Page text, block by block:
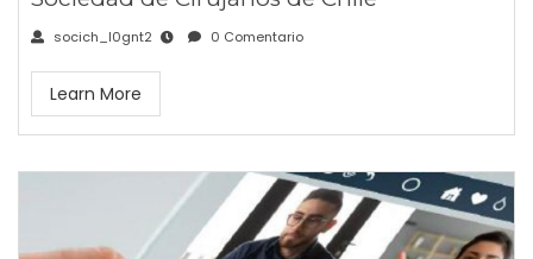
socich_l0gnt2 0 Comentario
Learn More